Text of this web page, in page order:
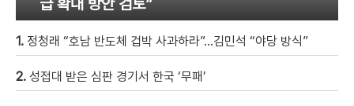
1. 정청래 “호남 반도체 겁박 사과하라”…김민석 “야당 방식”
2. 성접대 받은 심판 경기서 한국 ‘무패’